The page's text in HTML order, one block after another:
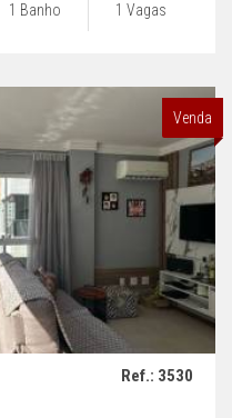
1 Banho 1 Vagas
Venda
Ref.: 3530